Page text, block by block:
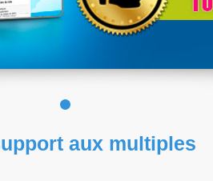
aux multiples